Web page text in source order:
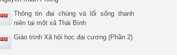
Thông tin đại chúng và lối sống thanh
niên tại một xã Thái Bình
Giáo trình Xã hội học đại cương (Phần 2)